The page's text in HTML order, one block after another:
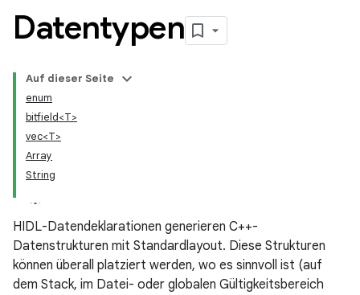
Datentypen
Auf dieser Seite
enum
bitfield<T>
vec<T>
Array
String
HIDL-Datendeklarationen generieren C++-
Datenstrukturen mit Standardlayout. Diese Strukturen
können überall platziert werden, wo es sinnvoll ist (auf
dem Stack, im Datei- oder globalen Gültigkeitsbereich